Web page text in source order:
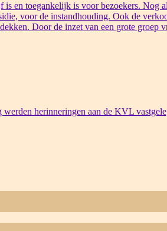
en toegankelijk is voor bezoekers. Nog
voor de instandhouding. Ook de
Door de inzet van een grote groep
herinneringen aan de KVL